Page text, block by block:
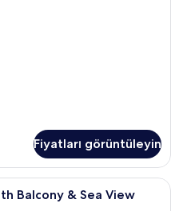
Fiyatları görüntüleyin
ücretsiz beşik/çocuk yatağı,
Balcony & Sea View